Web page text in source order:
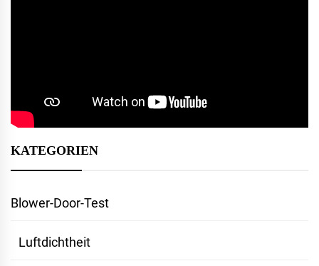
KATEGORIEN
Blower-Door-Test
Luftdichtheit